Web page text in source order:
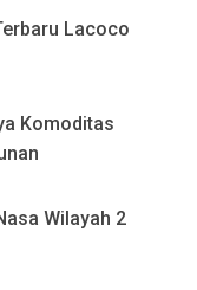
Lacoco
Komoditas
Wilayah 2